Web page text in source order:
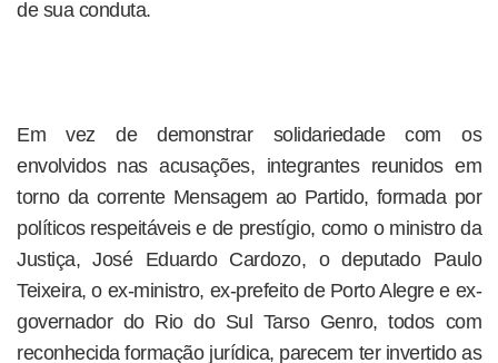
de sua conduta.
Em vez de demonstrar solidariedade com os
envolvidos nas acusações, integrantes reunidos em
torno da corrente Mensagem ao Partido, formada por
políticos respeitáveis e de prestígio, como o ministro da
Justiça, José Eduardo Cardozo, o deputado Paulo
Teixeira, o ex-ministro, ex-prefeito de Porto Alegre e ex-
governador do Rio do Sul Tarso Genro, todos com
reconhecida formação jurídica, parecem ter invertido as